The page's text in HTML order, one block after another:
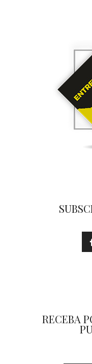
RECEBA